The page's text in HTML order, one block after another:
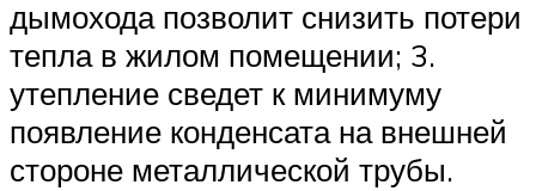
дымохода позволит снизить потери
тепла в жилом помещении; 3.
утепление сведет к минимуму
появление конденсата на внешней
стороне металлической трубы.